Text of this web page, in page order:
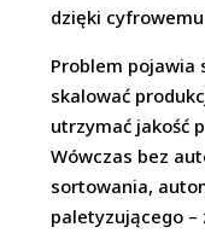
dzięki
Problem pojawia
skalować
utrzymać jakość
Wówczas bez
sortowania,
paletyzującego –